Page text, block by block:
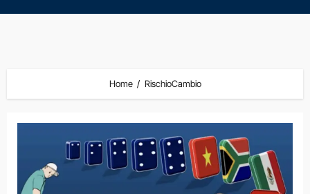
Home RischioCambio